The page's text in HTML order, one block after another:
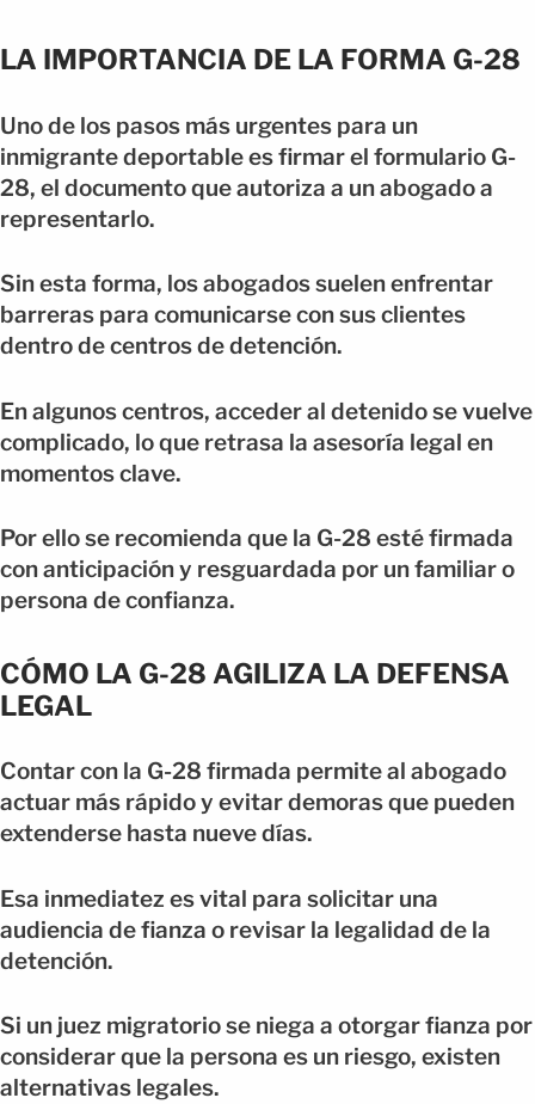
LA IMPORTANCIA DE LA FORMA G-28
Uno de los pasos más urgentes para un
inmigrante deportable es firmar el formulario G-
28, el documento que autoriza a un abogado a
representarlo.
Sin esta forma, los abogados suelen enfrentar
barreras para comunicarse con sus clientes
dentro de centros de detención.
En algunos centros, acceder al detenido se vuelve
complicado, lo que retrasa la asesoría legal en
momentos clave.
Por ello se recomienda que la G-28 esté firmada
con anticipación y resguardada por un familiar o
persona de confianza.
CÓMO LA G-28 AGILIZA LA DEFENSA
LEGAL
Contar con la G-28 firmada permite al abogado
actuar más rápido y evitar demoras que pueden
extenderse hasta nueve días.
Esa inmediatez es vital para solicitar una
audiencia de fianza o revisar la legalidad de la
detención.
Si un juez migratorio se niega a otorgar fianza por
considerar que la persona es un riesgo, existen
alternativas legales.